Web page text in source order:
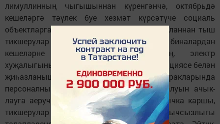
лимуллинның чыгышыннан күрен­гән­чә, октябрьдә
кеше­ләргә тәүлек буе хезмәт күр­сәтүче социаль
объектларга, мәгариф уч­реждениеләренә план­нан тыш
тикшерү­ләр үткәрелгән. Чара ба­рышында биналар­дан
кешеләрне эва­куацияләү юлларының, электр
хуҗалыгының торышына, янгын сигнализациясе белән
җиһазланышына, гадәттән тыш хәлләр очракларында
пер­соналның дөрес гамәл­ләр башкара алуын ачык­
лауга аеруча игъ­тибар бирелгән. Кыз­­ганычка каршы,
тикшерүләр объектларда янгын куркынычсызлыгы